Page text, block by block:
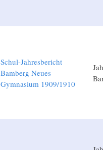
Schul-Jahresbericht
Bamberg Neues
Gymnasium 1909/1910